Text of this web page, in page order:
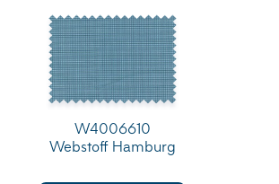
W4006610
Webstoff Hamburg